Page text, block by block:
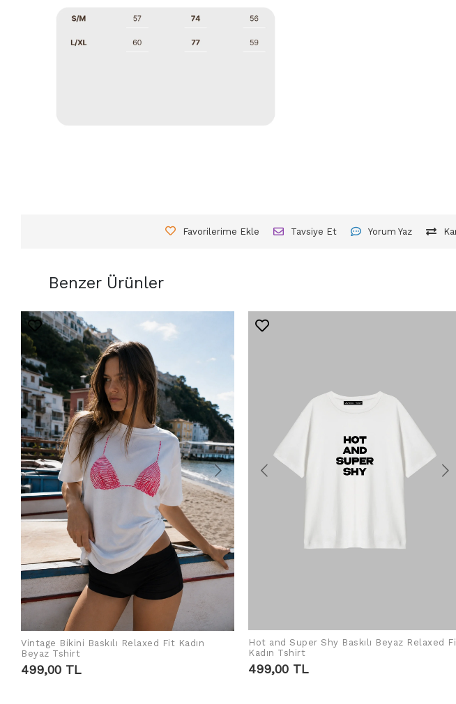
Favorilerime Ekle Tavsiye Et Yorum Yaz
Benzer Ürünler
Vintage Bikini Baskılı Relaxed Fit Kadın
Beyaz Tshirt
499,00 TL
SEPETE EKLE
Hot and Super Shy Baskılı Beyaz Relaxed
Kadın Tshirt
499,00 TL